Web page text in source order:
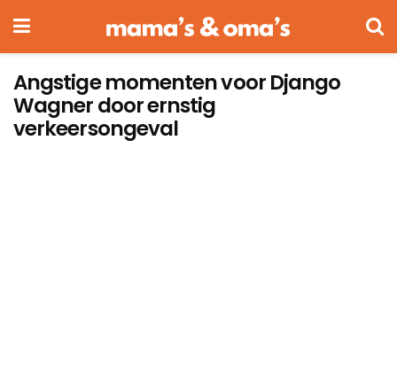
Angstige momenten voor Django
Wagner door ernstig
verkeersongeval